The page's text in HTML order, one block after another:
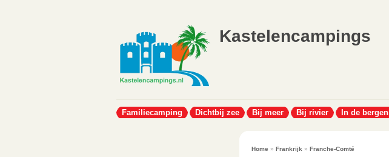
Kastelencampings
Familiecamping Dichtbij zee Bij meer Bij rivier In de bergen
Home » Frankrijk » Franche-Comté